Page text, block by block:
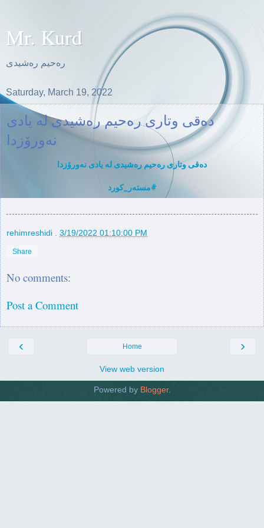
Mr. Kurd
ره‌حیم ره‌شیدی
Saturday, March 19, 2022
دەقی وتاری رەحیم رەشیدی لە یادی
نەورۆزدا
دەقی وتاری رەحیم رەشیدی لە یادی نەورۆزدا
#مستەر_كورد
rehimreshidi 3/19/2022 01:10:00 PM
Share
No comments:
Post a Comment
‹ ›
Home
View web version
Powered by Blogger.